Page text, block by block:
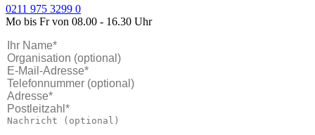
0211 975 3299 0
Mo bis Fr von 08.00 - 16.30 Uhr